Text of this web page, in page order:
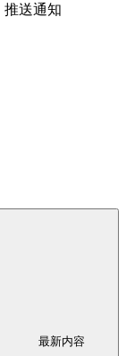
推送通知
最新内容